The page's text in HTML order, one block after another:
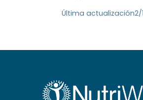
Última actualización2/